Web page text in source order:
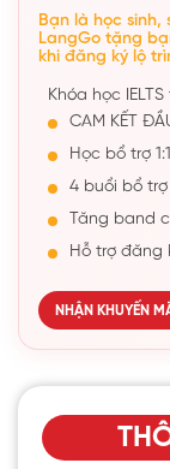
Bạn là học sinh,
LangGo tặng
khi đăng ký lộ
Khóa học
CAM KẾT
Học bổ trợ
4 buổi bổ
Tăng band
Hỗ trợ đăng
NHẬN KHUYẾN